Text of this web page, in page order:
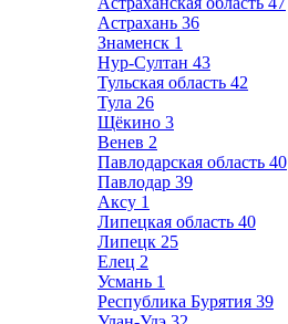
Астрахань 36
Знаменск 1
Нур-Султан 43
Тульская область 42
Тула 26
Щёкино 3
Венев 2
Павлодарская область 40
Павлодар 39
Аксу 1
Липецкая область 40
Липецк 25
Елец 2
Усмань 1
Республика Бурятия 39